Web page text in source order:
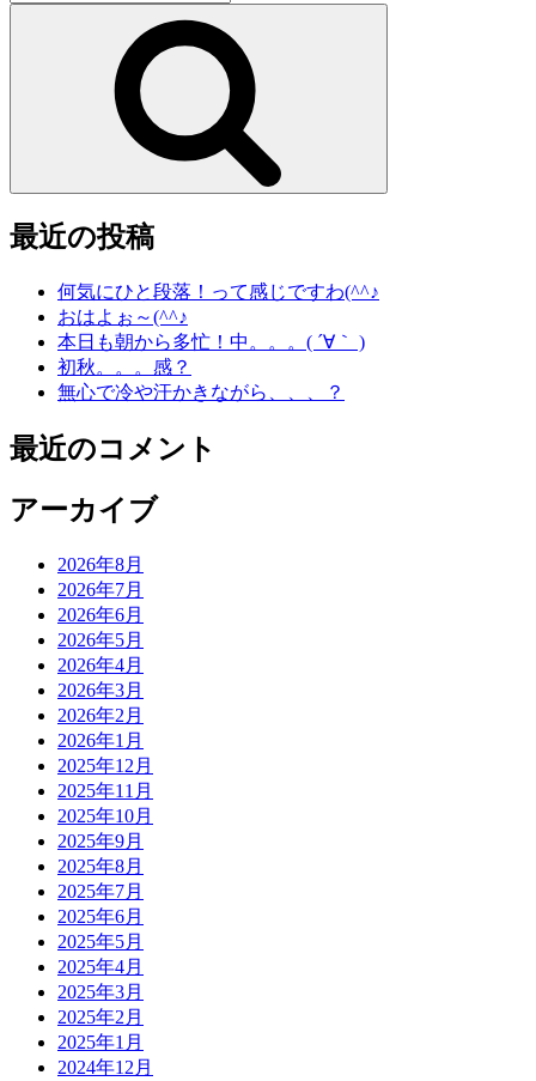
索:
最近の投稿
何気にひと段落！って感じですわ(^^♪
おはよぉ～(^^♪
本日も朝から多忙！中。。。( ´∀｀ )
初秋。。。感？
無心で冷や汗かきながら、、、？
最近のコメント
アーカイブ
2026年8月
2026年7月
2026年6月
2026年5月
2026年4月
2026年3月
2026年2月
2026年1月
2025年12月
2025年11月
2025年10月
2025年9月
2025年8月
2025年7月
2025年6月
2025年5月
2025年4月
2025年3月
2025年2月
2025年1月
2024年12月